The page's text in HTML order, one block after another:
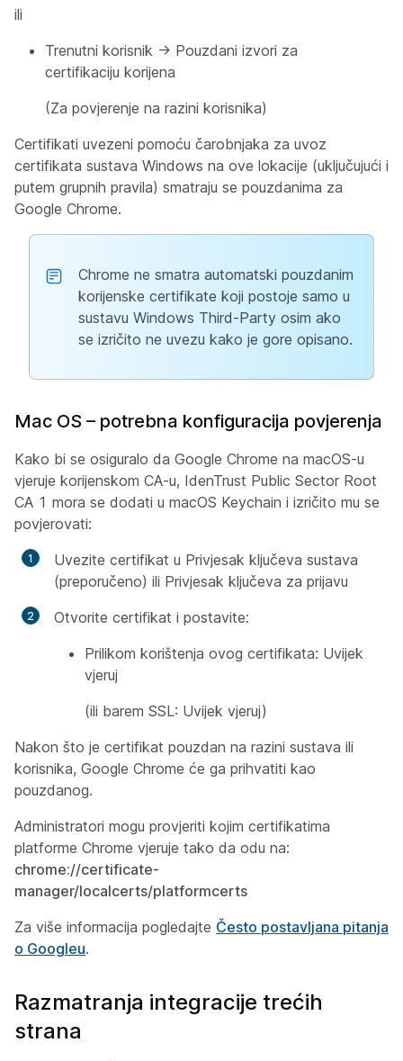
ili
Trenutni korisnik → Pouzdani izvori za
certifikaciju korijena
(Za povjerenje na razini korisnika)
Certifikati uvezeni pomoću čarobnjaka za uvoz
certifikata sustava Windows na ove lokacije (uključujući i
putem grupnih pravila) smatraju se pouzdanima za
Google Chrome.
Chrome ne smatra automatski pouzdanim
korijenske certifikate koji postoje samo u
sustavu Windows Third-Party osim ako
se izričito ne uvezu kako je gore opisano.
Mac OS – potrebna konfiguracija povjerenja
Kako bi se osiguralo da Google Chrome na macOS-u
vjeruje korijenskom CA-u, IdenTrust Public Sector Root
CA 1 mora se dodati u macOS Keychain i izričito mu se
povjerovati:
Uvezite certifikat u Privjesak ključeva sustava
(preporučeno) ili Privjesak ključeva za prijavu
Otvorite certifikat i postavite:
Prilikom korištenja ovog certifikata: Uvijek
vjeruj
(ili barem SSL: Uvijek vjeruj)
Nakon što je certifikat pouzdan na razini sustava ili
korisnika, Google Chrome će ga prihvatiti kao
pouzdanog.
Administratori mogu provjeriti kojim certifikatima
platforme Chrome vjeruje tako da odu na:
chrome://certificate-
manager/localcerts/platformcerts
Za više informacija pogledajte Često postavljana pitanja
o Googleu.
Razmatranja integracije trećih
strana